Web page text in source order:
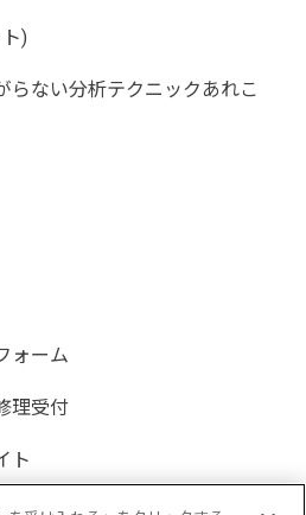
)
らない分析テクニックあれこ
ォーム
理受付
ト